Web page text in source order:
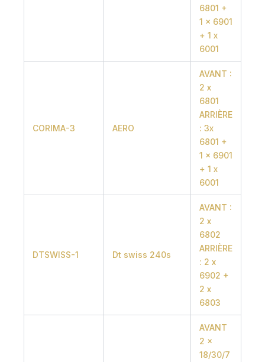
6801 +
1 x 6901
+ 1 x
6001
CORIMA-3 AERO
AVANT :
2 x
6801
ARRIÈRE
: 3x
6801 +
1 x 6901
+ 1 x
6001
DTSWISS-1 Dt swiss 240s
AVANT :
2 x
6802
ARRIÈRE
: 2 x
6902 +
2 x
6803
AVANT
2 x
18/30/7